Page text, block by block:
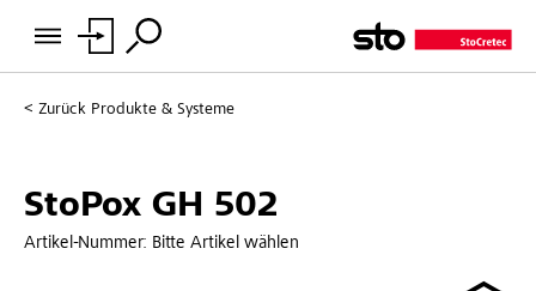
Zurück Produkte & Systeme
StoPox GH 502
Artikel-Nummer: Bitte Artikel wählen